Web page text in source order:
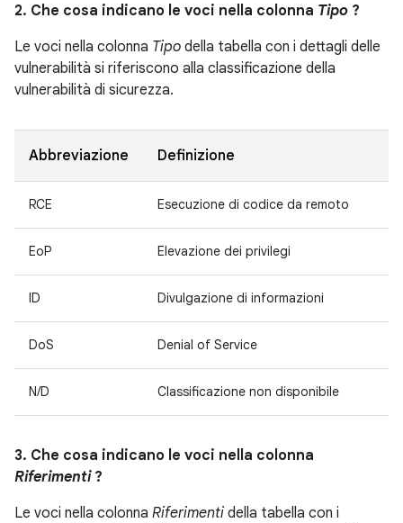
2. Che cosa indicano le voci nella colonna Tipo ?
Le voci nella colonna Tipo della tabella con i dettagli delle
vulnerabilità si riferiscono alla classificazione della
vulnerabilità di sicurezza.
Abbreviazione Definizione
RCE Esecuzione di codice da remoto
EoP Elevazione dei privilegi
ID Divulgazione di informazioni
DoS Denial of Service
N/D Classificazione non disponibile
3. Che cosa indicano le voci nella colonna
Riferimenti?
Le voci nella colonna Riferimenti della tabella con i